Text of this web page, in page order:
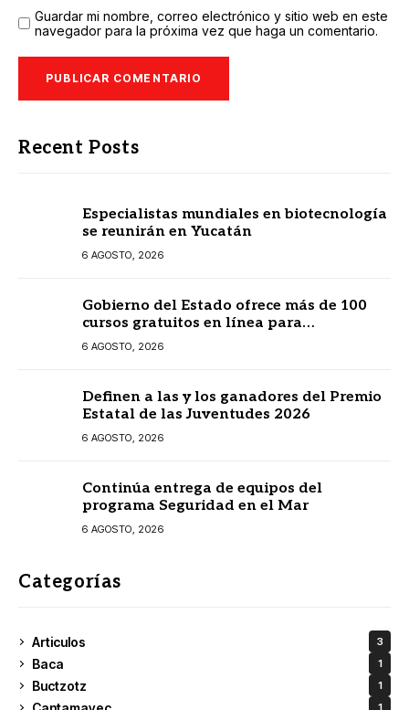
Guardar mi nombre, correo electrónico y sitio web en este
navegador para la próxima vez que haga un comentario.
Recent Posts
Especialistas mundiales en biotecnología
se reunirán en Yucatán
6 AGOSTO, 2026
Gobierno del Estado ofrece más de 100
cursos gratuitos en línea para
prestadores turísticos
6 AGOSTO, 2026
Definen a las y los ganadores del Premio
Estatal de las Juventudes 2026
6 AGOSTO, 2026
Continúa entrega de equipos del
programa Seguridad en el Mar
6 AGOSTO, 2026
Categorías
Articulos 3
Baca 1
Buctzotz 1
1